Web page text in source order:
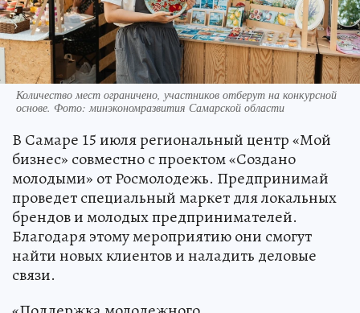
Количество мест ограничено, участников отберут на конкурсной
основе. Фото: минэкономразвития Самарской области
В Самаре 15 июля региональный центр «Мой
бизнес» совместно с проектом «Создано
молодыми» от Росмолодежь. Предпринимай
проведет специальный маркет для локальных
брендов и молодых предпринимателей.
Благодаря этому мероприятию они смогут
найти новых клиентов и наладить деловые
связи.